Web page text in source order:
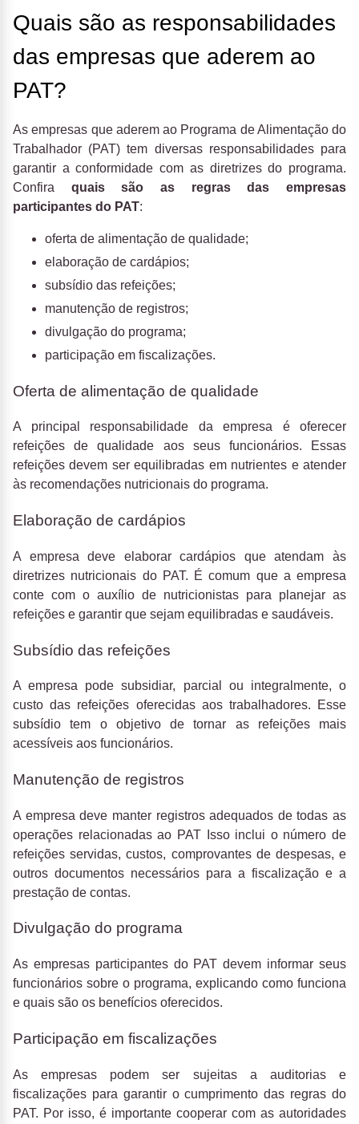
Quais são as responsabilidades
das empresas que aderem ao
PAT?
As empresas que aderem ao Programa de Alimentação do
Trabalhador (PAT) tem diversas responsabilidades para
garantir a conformidade com as diretrizes do programa.
Confira quais são as regras das empresas
participantes do PAT:
oferta de alimentação de qualidade;
elaboração de cardápios;
subsídio das refeições;
manutenção de registros;
divulgação do programa;
participação em fiscalizações.
Oferta de alimentação de qualidade
A principal responsabilidade da empresa é oferecer
refeições de qualidade aos seus funcionários. Essas
refeições devem ser equilibradas em nutrientes e atender
às recomendações nutricionais do programa.
Elaboração de cardápios
A empresa deve elaborar cardápios que atendam às
diretrizes nutricionais do PAT. É comum que a empresa
conte com o auxílio de nutricionistas para planejar as
refeições e garantir que sejam equilibradas e saudáveis.
Subsídio das refeições
A empresa pode subsidiar, parcial ou integralmente, o
custo das refeições oferecidas aos trabalhadores. Esse
subsídio tem o objetivo de tornar as refeições mais
acessíveis aos funcionários.
Manutenção de registros
A empresa deve manter registros adequados de todas as
operações relacionadas ao PAT Isso inclui o número de
refeições servidas, custos, comprovantes de despesas, e
outros documentos necessários para a fiscalização e a
prestação de contas.
Divulgação do programa
As empresas participantes do PAT devem informar seus
funcionários sobre o programa, explicando como funciona
e quais são os benefícios oferecidos.
Participação em fiscalizações
As empresas podem ser sujeitas a auditorias e
fiscalizações para garantir o cumprimento das regras do
PAT. Por isso, é importante cooperar com as autoridades